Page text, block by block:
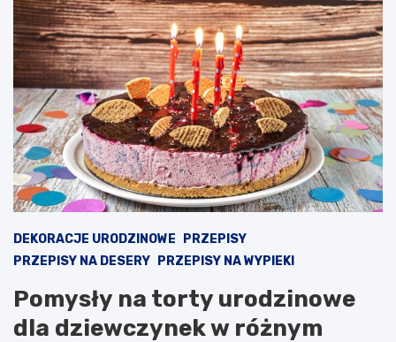
DEKORACJE URODZINOWE
PRZEPISY
PRZEPISY NA DESERY
PRZEPISY NA WYPIEKI
Pomysły na torty urodzinowe
dla dziewczynek w różnym